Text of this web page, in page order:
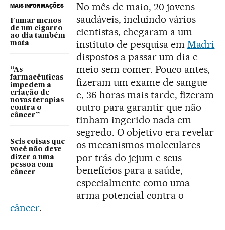
MAIS INFORMAÇÕES
Fumar menos
de um cigarro
ao dia também
mata
“As
farmacêuticas
impedem a
criação de
novas terapias
contra o
câncer”
Seis coisas que
você não deve
dizer a uma
pessoa com
câncer
No mês de maio, 20 jovens
saudáveis, incluindo vários
cientistas, chegaram a um
instituto de pesquisa em Madri
dispostos a passar um dia e
meio sem comer. Pouco antes,
fizeram um exame de sangue
e, 36 horas mais tarde, fizeram
outro para garantir que não
tinham ingerido nada em
segredo. O objetivo era revelar
os mecanismos moleculares
por trás do jejum e seus
benefícios para a saúde,
especialmente como uma
arma potencial contra o
câncer.